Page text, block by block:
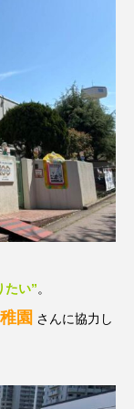
1年生
2学期
BL出版
たい”。
園 さんに協力し